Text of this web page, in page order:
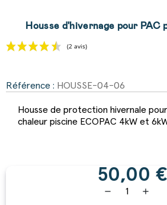
Housse d'hivernage pour PAC
Référence : HOUSSE-04-06
Housse de protection hivernale
chaleur piscine ECOPAC 4kW et
50,00 €
remove add